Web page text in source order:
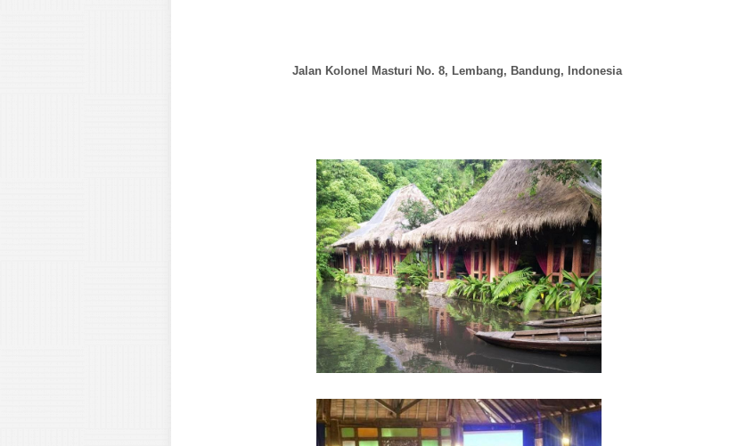
Jalan Kolonel Masturi No. 8, Lembang, Bandung, Indonesia